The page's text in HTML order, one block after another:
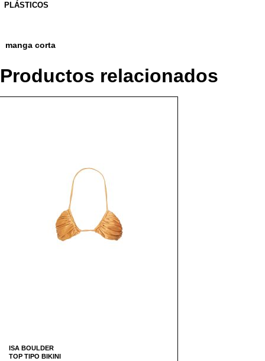
PLÁSTICOS
manga corta
Productos relacionados
ISA BOULDER
TOP TIPO BIKINI